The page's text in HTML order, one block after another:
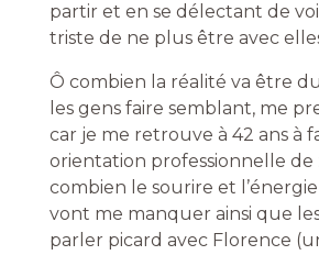
partir et en se délectant de
triste de ne plus être avec
Ô combien la réalité va être
les gens faire semblant, me
car je me retrouve à 42 ans à
orientation professionnelle de
combien le sourire et
vont me manquer ainsi que
parler picard avec Florence